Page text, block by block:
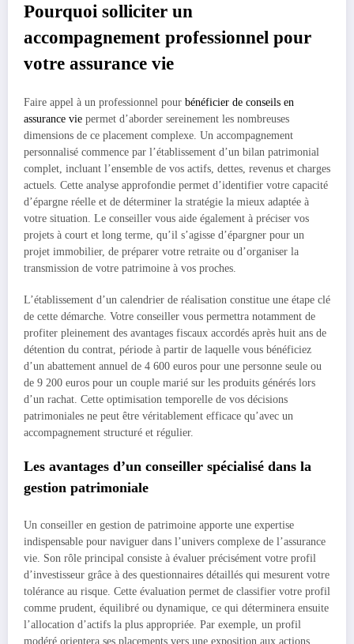
Pourquoi solliciter un
accompagnement professionnel pour
votre assurance vie
Faire appel à un professionnel pour bénéficier de conseils en
assurance vie permet d’aborder sereinement les nombreuses
dimensions de ce placement complexe. Un accompagnement
personnalisé commence par l’établissement d’un bilan patrimonial
complet, incluant l’ensemble de vos actifs, dettes, revenus et charges
actuels. Cette analyse approfondie permet d’identifier votre capacité
d’épargne réelle et de déterminer la stratégie la mieux adaptée à
votre situation. Le conseiller vous aide également à préciser vos
projets à court et long terme, qu’il s’agisse d’épargner pour un
projet immobilier, de préparer votre retraite ou d’organiser la
transmission de votre patrimoine à vos proches.
L’établissement d’un calendrier de réalisation constitue une étape clé
de cette démarche. Votre conseiller vous permettra notamment de
profiter pleinement des avantages fiscaux accordés après huit ans de
détention du contrat, période à partir de laquelle vous bénéficiez
d’un abattement annuel de 4 600 euros pour une personne seule ou
de 9 200 euros pour un couple marié sur les produits générés lors
d’un rachat. Cette optimisation temporelle de vos décisions
patrimoniales ne peut être véritablement efficace qu’avec un
accompagnement structuré et régulier.
Les avantages d’un conseiller spécialisé dans la
gestion patrimoniale
Un conseiller en gestion de patrimoine apporte une expertise
indispensable pour naviguer dans l’univers complexe de l’assurance
vie. Son rôle principal consiste à évaluer précisément votre profil
d’investisseur grâce à des questionnaires détaillés qui mesurent votre
tolérance au risque. Cette évaluation permet de classifier votre profil
comme prudent, équilibré ou dynamique, ce qui déterminera ensuite
l’allocation d’actifs la plus appropriée. Par exemple, un profil
modéré orientera ses placements vers une exposition aux actions